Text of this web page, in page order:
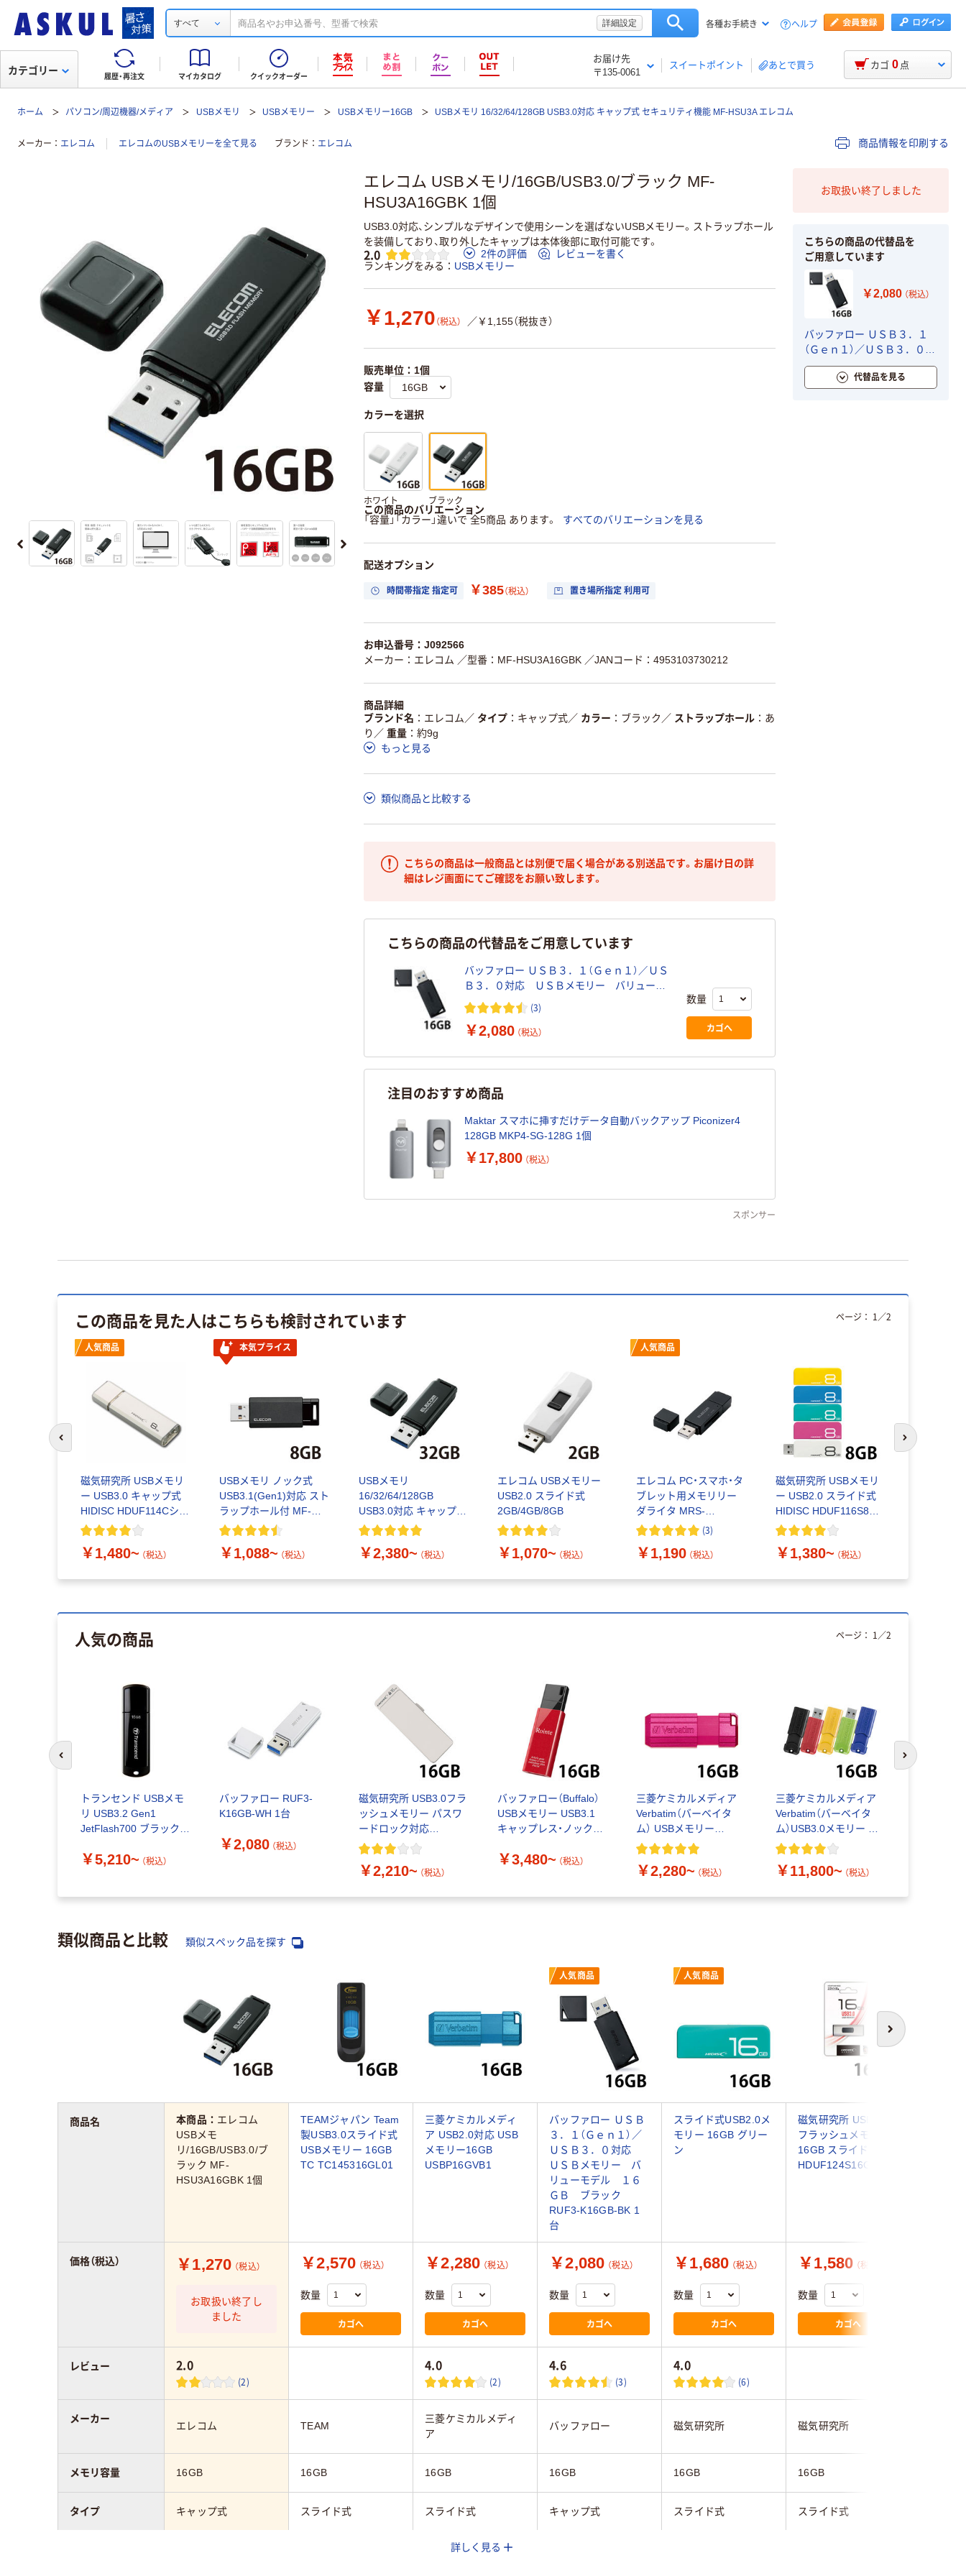
すべて 詳細設定 各種お手続き ヘルプ
履歴・再注文 マイカタログ クイックオーダー
お届け先
〒135-0061
スイートポイント あとで買う
カテゴリー カゴ 0 点
ホーム パソコン/周辺機器/メディア USBメモリ USBメモリー USBメモリー16GB USBメモリ 16/32/64/128GB USB3.0対応 キャップ式 セキュリティ機能 MF-HSU3A エレコム
メーカー エレコム エレコムのUSBメモリーを全て見る ブランド エレコム 商品情報を印刷する
エレコム USBメモリ/16GB/USB3.0/ブラック MF-
HSU3A16GBK 1個
USB3.0対応、シンプルなデザインで使用シーンを選ばないUSBメモリー。ストラップホール
を装備しており、取り外したキャップは本体後部に取付可能です。
2.0 2件の評価
レビューを書く
ランキングをみる
USBメモリー
￥1,270 （税込） ／￥1,155（税抜き）
販売単位：1個
容量
カラーを選択
ホワイト ブラック
この商品のバリエーション
「容量」「カラー」違いで 全5商品 あります。
すべてのバリエーションを見る
配送オプション
時間帯指定 指定可 ￥385（税込） 置き場所指定 利用可
お申込番号：J092566
メーカー：エレコム ／型番：MF-HSU3A16GBK ／JANコード：4953103730212
商品詳細
ブランド名
エレコム ／ タイプ キャップ式／ カラー ブラック ／ ストラップホール
あ
り ／ 重量
約9g
もっと見る
類似商品と比較する
こちらの商品は一般商品とは別便で届く場合がある別送品です。お届け日の詳
細はレジ画面にてご確認をお願い致します。
こちらの商品の代替品をご用意しています
バッファロー ＵＳＢ３．１（Ｇｅｎ１）／ＵＳ
Ｂ３．０対応 ＵＳＢメモリー バリューモ
デル １６ＧＢ ブラック RUF3-K16GB-BK
1台
(3)
￥2,080 （税込）
数量
カゴへ
注目のおすすめ商品
Maktar スマホに挿すだけデータ自動バックアップ Piconizer4
128GB MKP4-SG-128G 1個
￥17,800 （税込）
スポンサー
お取扱い終了しました
こちらの商品の代替品を
ご用意しています
￥2,080 （税込）
バッファロー ＵＳＢ３．１
（Ｇｅｎ１）／ＵＳＢ３．０対
応 ＵＳＢメモリー バリュ
ーモデル １６ＧＢ ブラッ
代替品を見る
この商品を見た人はこちらも検討されています
人気商品
磁気研究所 USBメモリ
ー USB3.0 キャップ式
HIDISC HDUF114Cシリ
ーズ
￥1,480~ （税込）
本気プライス
USBメモリ ノック式
USB3.1(Gen1)対応 スト
ラップホール付 MF-
PKU3シリーズ エレコム
￥1,088~ （税込）
USBメモリ
16/32/64/128GB
USB3.0対応 キャップ式
セキュリティ機能 MF-
￥2,380~ （税込）
エレコム USBメモリー
USB2.0 スライド式
2GB/4GB/8GB
￥1,070~ （税込）
人気商品
エレコム PC・スマホ・タ
ブレット用メモリリー
ダライタ MRS-
MBD09BK
(3)
￥1,190 （税込）
磁気研究所 USBメモリ
ー USB2.0 スライド式
HIDISC HDUF116S8G2
シリーズ 8GB
￥1,380~ （税込）
ページ： 1 ／2
前のスライドへ 次のスライド
人気の商品
トランセンド USBメモ
リ USB3.2 Gen1
JetFlash700 ブラック
￥5,210~ （税込）
バッファロー RUF3-
K16GB-WH 1台
￥2,080 （税込）
磁気研究所 USB3.0フラ
ッシュメモリー パスワ
ードロック対応
HDUF127S
￥2,210~ （税込）
バッファロー（Buffalo）
USBメモリー USB3.1
キャップレス・ノック式
￥3,480~ （税込）
三菱ケミカルメディア
Verbatim（バーベイタ
ム） USBメモリー
USB2.0 スライド式
￥2,280~ （税込）
三菱ケミカルメディア
Verbatim（バーベイタ
ム）USB3.0メモリー ス
ライド式 USBSPS16G
￥11,800~ （税込）
ページ： 1 ／2
次のスライド
類似商品と比較 類似スペック品を探す
次へ
人気商品 人気商品
本商品： エレコム
USBメモ
リ/16GB/USB3.0/ブ
ラック MF-
HSU3A16GBK 1個
TEAMジャパン Team
製USB3.0スライド式
USBメモリー 16GB
TC TC145316GL01
三菱ケミカルメディ
ア USB2.0対応 USB
メモリー16GB
USBP16GVB1
バッファロー ＵＳＢ
３．１（Ｇｅｎ１）／
ＵＳＢ３．０対応
ＵＳＢメモリー バ
リューモデル １６
ＧＢ ブラック
RUF3-K16GB-BK 1
台
スライド式USB2.0メ
モリー 16GB グリー
ン
磁気研究所 USB 3.0
フラッシュメモリー
16GB スライド式
HDUF124S16G3 1個
￥1,270 （税込）
お取扱い終了し
ました
￥2,570 （税込）
数量
カゴへ
￥2,280 （税込）
数量
カゴへ
￥2,080 （税込）
数量
カゴへ
￥1,680 （税込）
数量
カゴへ
￥1,580 （税込）
数量
カゴへ
2.0
(2)
4.0
(2)
4.6
(3)
4.0
(6)
エレコム TEAM
三菱ケミカルメディ
ア
バッファロー 磁気研究所 磁気研究所
16GB 16GB 16GB 16GB 16GB 16GB
キャップ式 スライド式 スライド式 キャップ式 スライド式 スライド式
ブルー系
商品名
価格（税込）
レビュー
メーカー
メモリ容量
タイプ
詳しく見る